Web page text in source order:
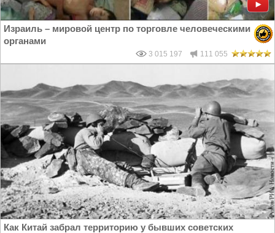
Израиль – мировой центр по торговле человеческими
органами
3 015 197 111 055
Как Китай забрал территорию у бывших советских